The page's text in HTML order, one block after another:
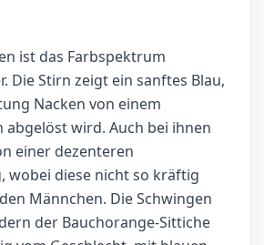
ist das Farbspektrum
Die Stirn zeigt ein sanftes Blau,
Nacken von einem
abgelöst wird. Auch bei ihnen
einer dezenteren
wobei diese nicht so kräftig
Männchen. Die Schwingen
der Bauchorange-Sittiche